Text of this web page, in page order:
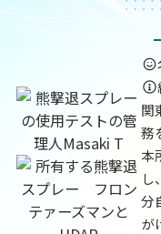
関
務
本
し
分
が